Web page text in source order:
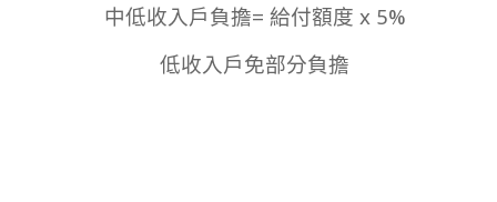
中低收入戶負擔= 給付額度 x 5%
低收入戶免部分負擔